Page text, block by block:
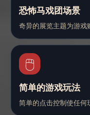
恐怖马戏团场景
奇异的展览主题为游戏
🖱️
简单的游戏玩法
简单的点击控制使任何